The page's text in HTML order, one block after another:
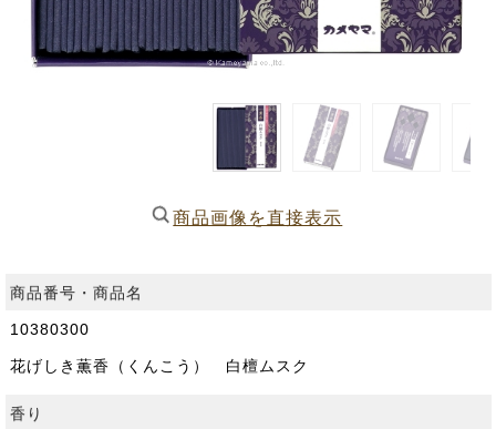
商品画像を直接表示
商品番号・商品名
10380300
花げしき薫香（くんこう） 白檀ムスク
香り